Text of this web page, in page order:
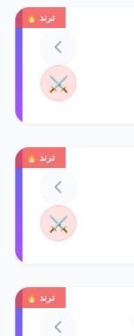
ترند 🔥
⚔️
ترند 🔥
⚔️
ترند 🔥